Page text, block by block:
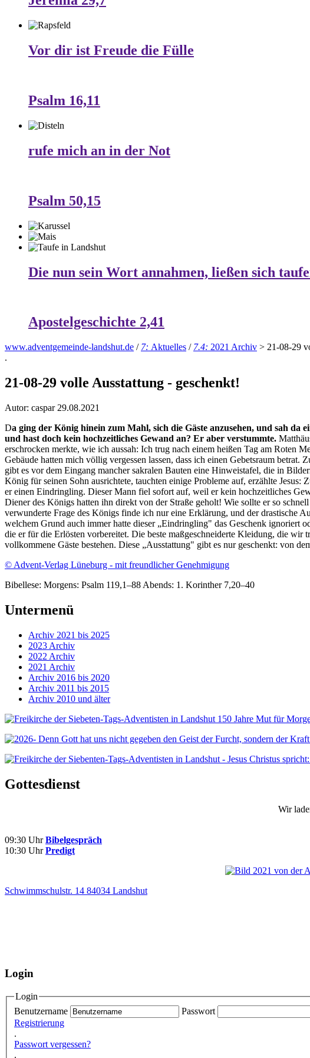
Vor dir ist Freude die Fülle
Psalm 16,11
rufe mich an in der Not
Psalm 50,15
Die nun sein Wort annahmen, ließen sich
Apostelgeschichte 2,41
www.adventgemeinde-landshut.de / 7: Aktuelles / 7.4: 2021 Archiv > 21-08-29
.
21-08-29 volle Ausstattung - geschenkt!
Autor: caspar 29.08.2021
Da ging der König hinein zum Mahl, sich die Gäste anzusehen, und sah
und hast doch kein hochzeitliches Gewand an? Er aber verstummte.
erschrocken merkte, wie ich aussah: Ich trug nach einem heißen Tag am Roten
Gebäude hatten mich völlig vergessen lassen, dass ich einen Gebetsraum
gibt es vor dem Eingang mancher sakralen Bauten eine Hinweistafel, die in
König für seinen Sohn ausrichtete, tauchten einige Probleme auf, erzählte Jesus:
er einen Eindringling. Dieser Mann fiel sofort auf, weil er kein hochzeitliches
Diener des Königs hatten ihn direkt von der Straße geholt! Wie sollte er so
verwunderte Frage des Königs finde ich nur eine Erklärung, und der drastische
welchem Grund auch immer hatte dieser „Eindringling" das Geschenk ignoriert
die er für die Erlösten vorbereitet. Die beste maßgeschneiderte Kleidung, die
vollkommene Gäste bestehen. Diese „Ausstattung" gibt es nur geschenkt: von
© Advent-Verlag Lüneburg - mit freundlicher Genehmigung
Bibellese: Morgens: Psalm 119,1–88 Abends: 1. Korinther 7,20–40
Untermenü
Archiv 2021 bis 2025
2023 Archiv
2022 Archiv
2021 Archiv
Archiv 2016 bis 2020
Archiv 2011 bis 2015
Archiv 2010 und älter
Gottesdienst
Wir
09:30 UhrBibelgespräch
10:30 UhrPredigt
Schwimmschulstr. 14 84034 Landshut
Login
Login
Benutzername
Passwort
Registrierung
.
Passwort vergessen?
.